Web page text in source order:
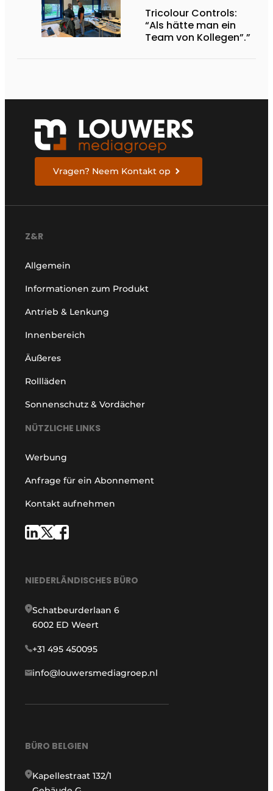
Tricolour Controls:
“Als hätte man ein
Team von Kollegen”.”
Vragen? Neem Kontakt op
Z&R
Allgemein
Informationen zum Produkt
Antrieb & Lenkung
Innenbereich
Äußeres
Rollläden
Sonnenschutz & Vordächer
NÜTZLICHE LINKS
Werbung
Anfrage für ein Abonnement
Kontakt aufnehmen
NIEDERLÄNDISCHES BÜRO
Schatbeurderlaan 6
6002 ED Weert
+31 495 450095
info@louwersmediagroep.nl
BÜRO BELGIEN
Kapellestraat 132/1